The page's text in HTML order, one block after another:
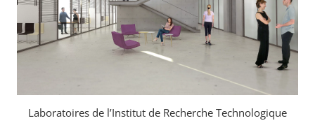
Laboratoires de l’Institut de Recherche Technologique